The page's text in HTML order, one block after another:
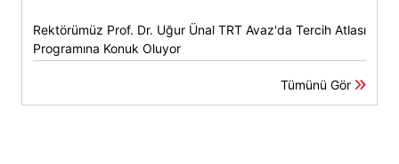
Rektörümüz Prof. Dr. Uğur Ünal TRT Avaz'da Tercih Atlası
Programına Konuk Oluyor
Tümünü Gör